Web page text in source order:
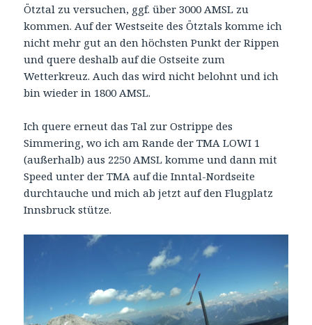
Ötztal zu versuchen, ggf. über 3000 AMSL zu
kommen. Auf der Westseite des Ötztals komme ich
nicht mehr gut an den höchsten Punkt der Rippen
und quere deshalb auf die Ostseite zum
Wetterkreuz. Auch das wird nicht belohnt und ich
bin wieder in 1800 AMSL.
Ich quere erneut das Tal zur Ostrippe des
Simmering, wo ich am Rande der TMA LOWI 1
(außerhalb) aus 2250 AMSL komme und dann mit
Speed unter der TMA auf die Inntal-Nordseite
durchtauche und mich ab jetzt auf den Flugplatz
Innsbruck stütze.